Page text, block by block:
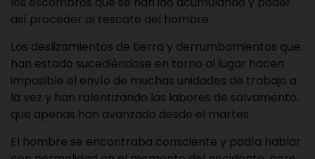
así proceder al rescate del hombre.
Los deslizamientos de tierra y derrumbamientos que
han estado sucediéndose en torno al lugar hacen
imposible el envío de muchas unidades de trabajo a
la vez y han ralentizando las labores de salvamento,
que apenas han avanzado desde el martes.
El hombre se encontraba consciente y podía hablar